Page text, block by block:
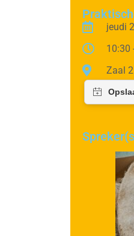
jeudi
10:30
Zaal 2